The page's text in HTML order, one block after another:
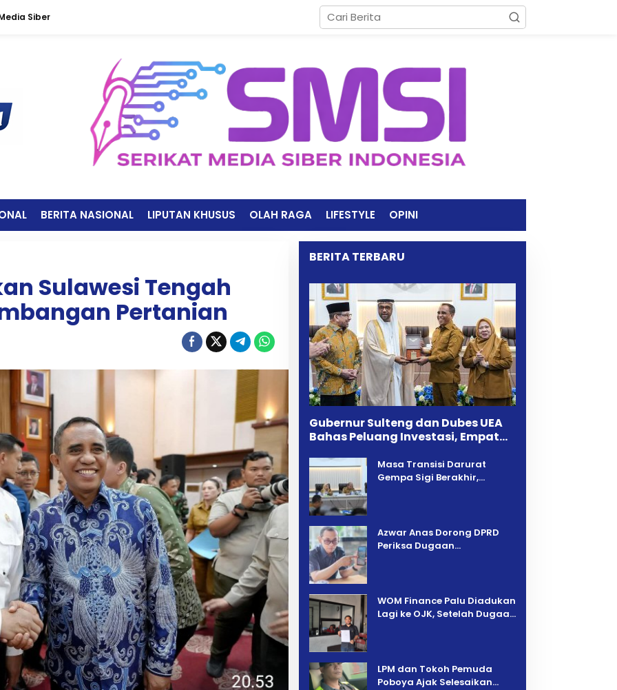
Siber
BERITA NASIONAL LIPUTAN KHUSUS OLAH RAGA LIFESTYLE OPINI
Sulawesi Tengah
Pertanian
BERITA TERBARU
Gubernur Sulteng dan Dubes UEA
Bahas Peluang Investasi, Empat
Masa Transisi Darurat
Gempa Sigi Berakhir,
Azwar Anas Dorong DPRD
Periksa Dugaan
‎WOM Finance Palu Diadukan
Lagi ke OJK, Setelah Dugaan
LPM dan Tokoh Pemuda
Poboya Ajak Selesaikan